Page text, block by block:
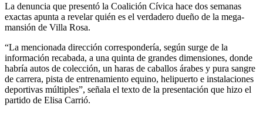
La denuncia que presentó la Coalición Cívica hace dos semanas
exactas apunta a revelar quién es el verdadero dueño de la mega-
mansión de Villa Rosa.
“La mencionada dirección correspondería, según surge de la
información recabada, a una quinta de grandes dimensiones, donde
habría autos de colección, un haras de caballos árabes y pura sangre
de carrera, pista de entrenamiento equino, helipuerto e instalaciones
deportivas múltiples”, señala el texto de la presentación que hizo el
partido de Elisa Carrió.